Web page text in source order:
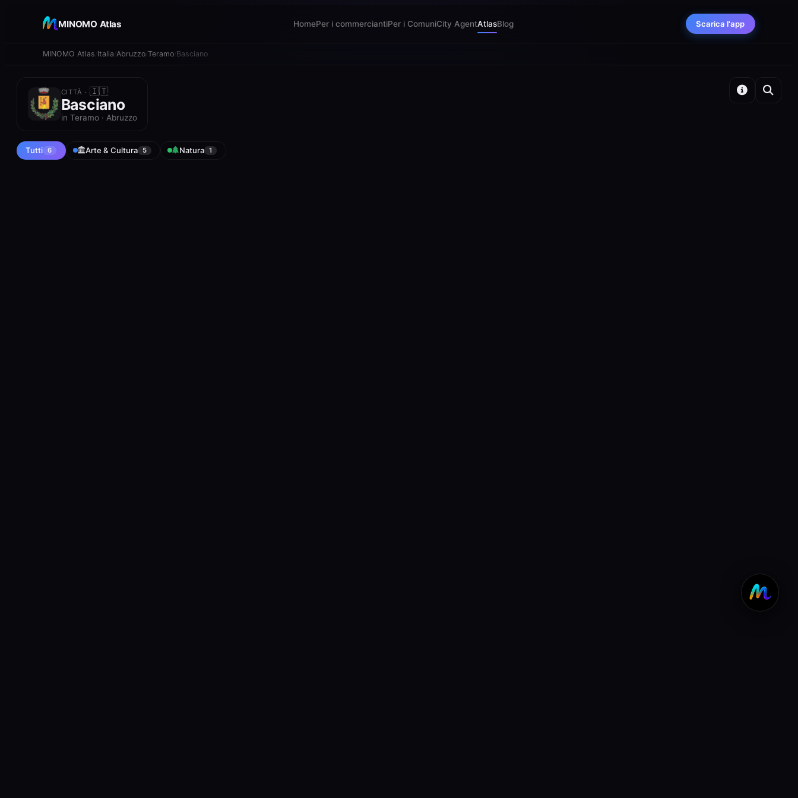
MINOMO Atlas HomePer i commerciantiPer i ComuniCity AgentAtlasBlog Scarica l'app
MINOMO Atlas Italia Abruzzo Teramo Basciano
CITTÀ · 🇮🇹
Basciano
in Teramo · Abruzzo
Tutti 6 Arte & Cultura 5 Natura 1